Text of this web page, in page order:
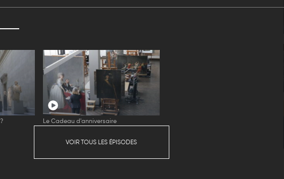
Le Cadeau d'anniversaire
VOIR TOUS LES ÉPISODES